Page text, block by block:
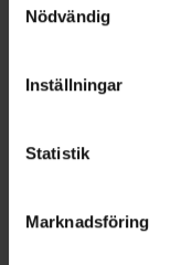
Nödvändig
Inställningar
Statistik
Marknadsföring
● Används till telefonen,
15-60 minuter
299 kr499 kr / st